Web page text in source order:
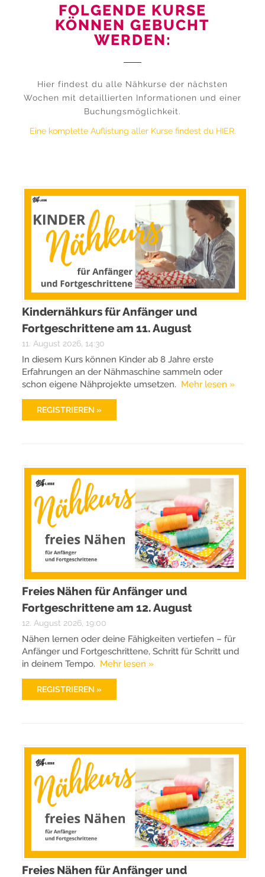
FOLGENDE KURSE
KÖNNEN GEBUCHT
WERDEN:
Hier findest du alle Nähkurse der nächsten
Wochen mit detaillierten Informationen und einer
Buchungsmöglichkeit.
Eine komplette Auflistung aller Kurse findest du HIER.
Kindernähkurs für Anfänger und
Fortgeschrittene am 11. August
11. August 2026, 14:30
In diesem Kurs können Kinder ab 8 Jahre erste
Erfahrungen an der Nähmaschine sammeln oder
schon eigene Nähprojekte umsetzen. Mehr lesen »
REGISTRIEREN »
Freies Nähen für Anfänger und
Fortgeschrittene am 12. August
12. August 2026, 19:00
Nähen lernen oder deine Fähigkeiten vertiefen – für
Anfänger und Fortgeschrittene, Schritt für Schritt und
in deinem Tempo. Mehr lesen »
REGISTRIEREN »
Freies Nähen für Anfänger und